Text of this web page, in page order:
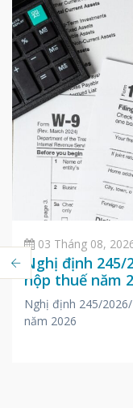
03 Tháng 08,
Nghị định
nộp thuế năm
Nghị định 245/
năm 2026